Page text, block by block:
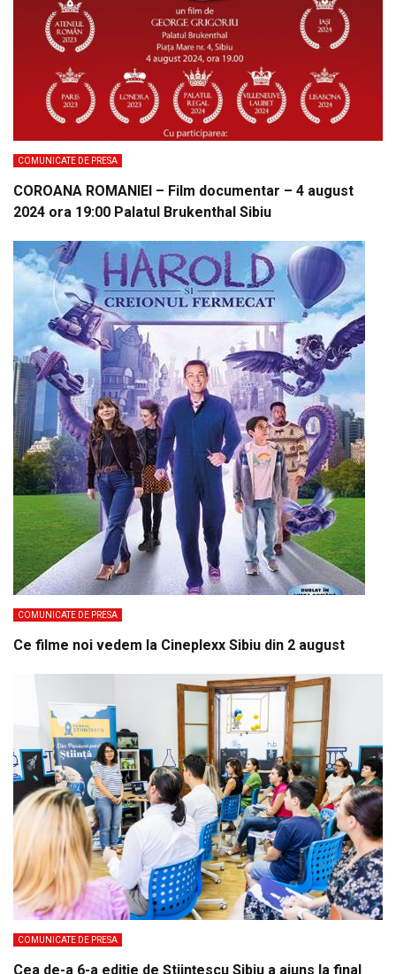
COMUNICATE DE PRESA
COROANA ROMANIEI – Film documentar – 4 august
2024 ora 19:00 Palatul Brukenthal Sibiu
COMUNICATE DE PRESA
Ce filme noi vedem la Cineplexx Sibiu din 2 august
COMUNICATE DE PRESA
Cea de-a 6-a ediție de Științescu Sibiu a ajuns la final